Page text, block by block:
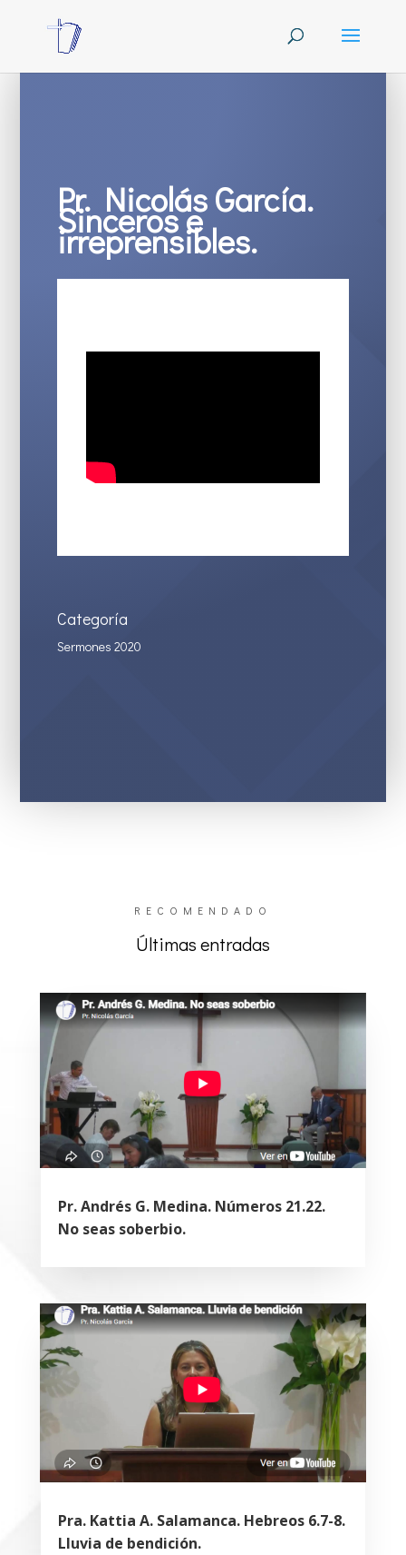
Pr. Nicolás García.
Sinceros e
irreprensibles.
Categoría
Sermones 2020
RECOMENDADO
Últimas entradas
Pr. Andrés G. Medina. Números 21.22.
No seas soberbio.
Pra. Kattia A. Salamanca. Hebreos 6.7-8.
Lluvia de bendición.